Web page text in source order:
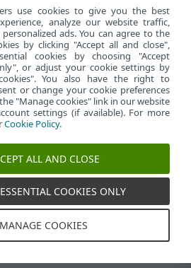
na počítači
Spravovať súbory cookie
Zásady používania súborov
use cookies to give you the best
analyze our website traffic,
ads. You can agree to the
by clicking "Accept all and close",
cookies by choosing "Accept
or adjust your cookie settings by
You also have the right to
or change your cookie preferences
"Manage cookies" link in our website
settings (if available). For more
Cookie Policy.
ALL AND CLOSE
COOKIES ONLY
MANAGE COOKIES